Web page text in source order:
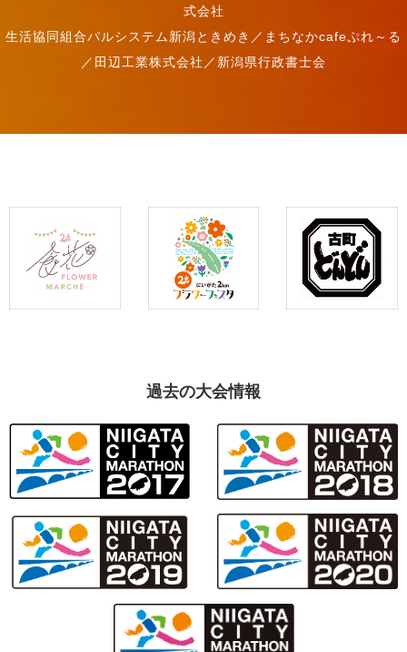
式会社
生活協同組合パルシステム新潟ときめき／まちなかcafeぷれ～る
／田辺工業株式会社／新潟県行政書士会
過去の大会情報